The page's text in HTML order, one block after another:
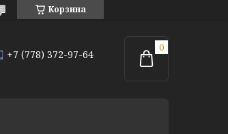
Корзина
+7 (778) 372-97-64